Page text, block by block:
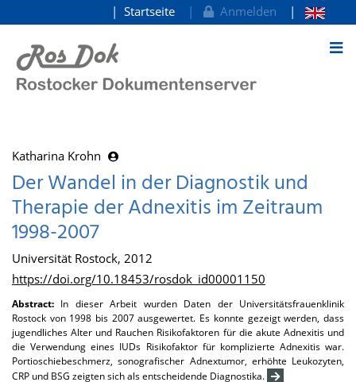
zum Inhalt
Startseite Anmelden
Katharina Krohn
Der Wandel in der Diagnostik und
Therapie der Adnexitis im Zeitraum
1998-2007
Universität Rostock, 2012
https://doi.org/10.18453/rosdok_id00001150
Abstract: In dieser Arbeit wurden Daten der Universitätsfrauenklinik
Rostock von 1998 bis 2007 ausgewertet. Es konnte gezeigt werden, dass
jugendliches Alter und Rauchen Risikofaktoren für die akute Adnexitis und
die Verwendung eines IUDs Risikofaktor für komplizierte Adnexitis war.
Portioschiebeschmerz, sonografischer Adnextumor, erhöhte Leukozyten,
CRP und BSG zeigten sich als entscheidende Diagnostika.